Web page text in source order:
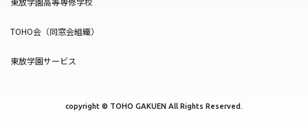
TOHO会（同窓会組織）
東放学園サービス
copyright © TOHO GAKUEN All Rights Reserved.